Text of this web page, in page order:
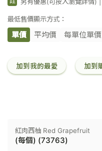
最低售價顯示方式：
單價 平均價 每單位單價
加到我的最愛 加到
紅肉西柚 Red Grapefruit
(每個) (73763)